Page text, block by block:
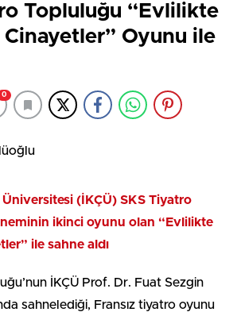
Topluluğu “Evlilikte
Oyunu ile
0
(İKÇÜ) SKS Tiyatro
ikinci oyunu olan “Evlilikte
ile sahne aldı
İKÇÜ Prof. Dr. Fuat Sezgin
sahnelediği, Fransız tiyatro oyunu